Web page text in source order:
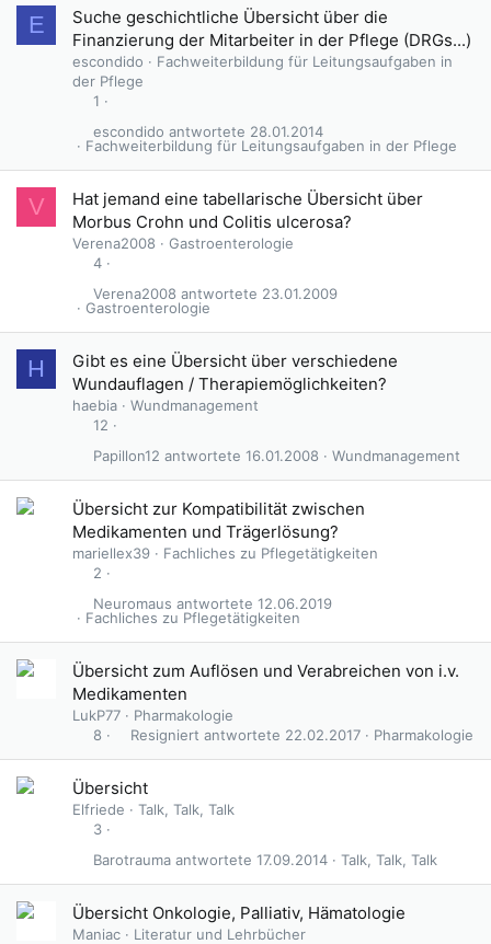
E
Suche geschichtliche Übersicht über die
Finanzierung der Mitarbeiter in der Pflege (DRGs...)
escondido
Fachweiterbildung für Leitungsaufgaben in
der Pflege
1
Fachweiterbildung für Leitungsaufgaben in der Pflege
28.01.2014
escondido
V
Hat jemand eine tabellarische Übersicht über
Morbus Crohn und Colitis ulcerosa?
Verena2008
Gastroenterologie
4
Gastroenterologie
23.01.2009
Verena2008
H
Gibt es eine Übersicht über verschiedene
Wundauflagen / Therapiemöglichkeiten?
haebia
Wundmanagement
12
Wundmanagement
16.01.2008
Papillon12
Übersicht zur Kompatibilität zwischen
Medikamenten und Trägerlösung?
mariellex39
Fachliches zu Pflegetätigkeiten
2
Fachliches zu Pflegetätigkeiten
12.06.2019
Neuromaus
Übersicht zum Auflösen und Verabreichen von i.v.
Medikamenten
LukP77
Pharmakologie
8
Pharmakologie
22.02.2017
Resigniert
Übersicht
Elfriede
Talk, Talk, Talk
3
Talk, Talk, Talk
17.09.2014
Barotrauma
Übersicht Onkologie, Palliativ, Hämatologie
Maniac
Literatur und Lehrbücher